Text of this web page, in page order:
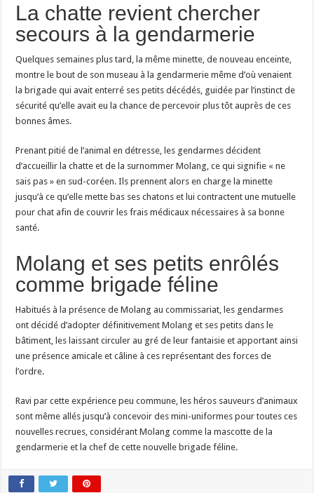
La chatte revient chercher
secours à la gendarmerie
Quelques semaines plus tard, la même minette, de nouveau enceinte,
montre le bout de son museau à la gendarmerie même d’où venaient
la brigade qui avait enterré ses petits décédés, guidée par l’instinct de
sécurité qu’elle avait eu la chance de percevoir plus tôt auprès de ces
bonnes âmes.
Prenant pitié de l’animal en détresse, les gendarmes décident
d’accueillir la chatte et de la surnommer Molang, ce qui signifie « ne
sais pas » en sud-coréen. Ils prennent alors en charge la minette
jusqu’à ce qu’elle mette bas ses chatons et lui contractent une mutuelle
pour chat afin de couvrir les frais médicaux nécessaires à sa bonne
santé.
Molang et ses petits enrôlés
comme brigade féline
Habitués à la présence de Molang au commissariat, les gendarmes
ont décidé d’adopter définitivement Molang et ses petits dans le
bâtiment, les laissant circuler au gré de leur fantaisie et apportant ainsi
une présence amicale et câline à ces représentant des forces de
l’ordre.
Ravi par cette expérience peu commune, les héros sauveurs d’animaux
sont même allés jusqu’à concevoir des mini-uniformes pour toutes ces
nouvelles recrues, considérant Molang comme la mascotte de la
gendarmerie et la chef de cette nouvelle brigade féline.